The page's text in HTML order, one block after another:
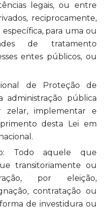
legais, ou entre
reciprocamente,
para uma ou
de tratamento
entes públicos, ou
de Proteção de
administração pública
zelar, implementar e
desta Lei em
Todo aquele que
transitoriamente ou
por eleição,
contratação ou
de investidura ou